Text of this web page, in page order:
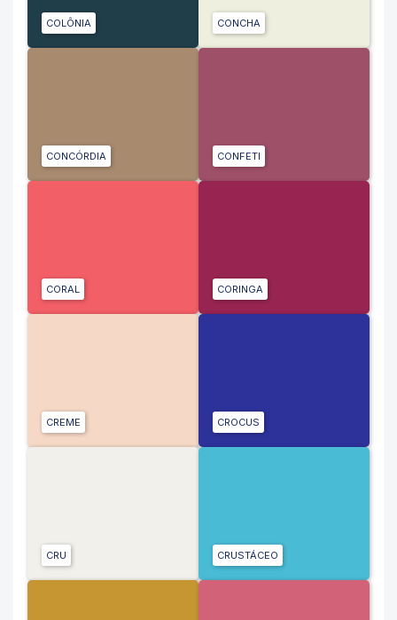
COLÔNIA CONCHA
CONCÓRDIA CONFETI
CORAL CORINGA
CREME CROCUS
CRU CRUSTÁCEO